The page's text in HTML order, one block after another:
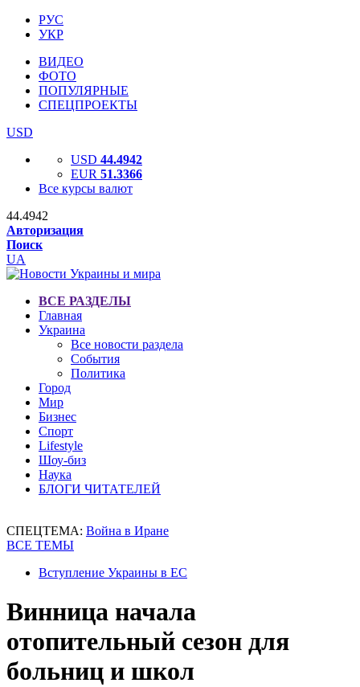
РУС
УКР
ВИДЕО
ФОТО
ПОПУЛЯРНЫЕ
СПЕЦПРОЕКТЫ
USD
USD 44.4942
EUR 51.3366
Все курсы валют
44.4942
Авторизация
Поиск
UA
ВСЕ РАЗДЕЛЫ
Главная
Украина
Все новости раздела
События
Политика
Город
Мир
Бизнес
Спорт
Lifestyle
Шоу-биз
Наука
БЛОГИ ЧИТАТЕЛЕЙ
СПЕЦТЕМА: Война в Иране
ВСЕ ТЕМЫ
Вступление Украины в ЕС
Винница начала
отопительный сезон для
больниц и школ